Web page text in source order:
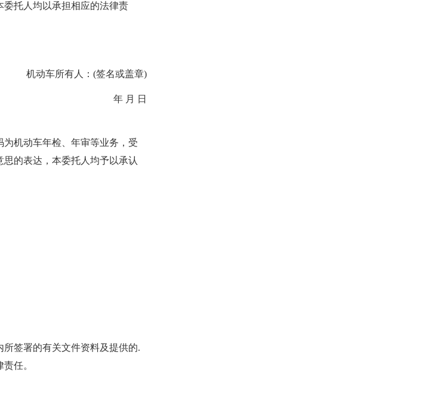
托人均以承担相应的法律责
机动车所有人：(签名或盖章)
年 月 日
为机动车年检、年审等业务，受
的表达，本委托人均予以承认
签署的有关文件资料及提供的.
任。